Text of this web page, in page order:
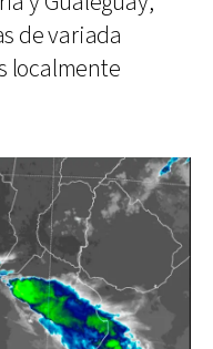
de variada
localmente